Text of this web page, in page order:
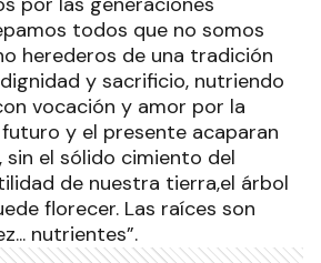
todos que no somos
herederos de una tradición
y sacrificio, nutriendo
vocación y amor por la
futuro y el presente acaparan
el sólido cimiento del
de nuestra tierra,el árbol
florecer. Las raíces son
nutrientes”.